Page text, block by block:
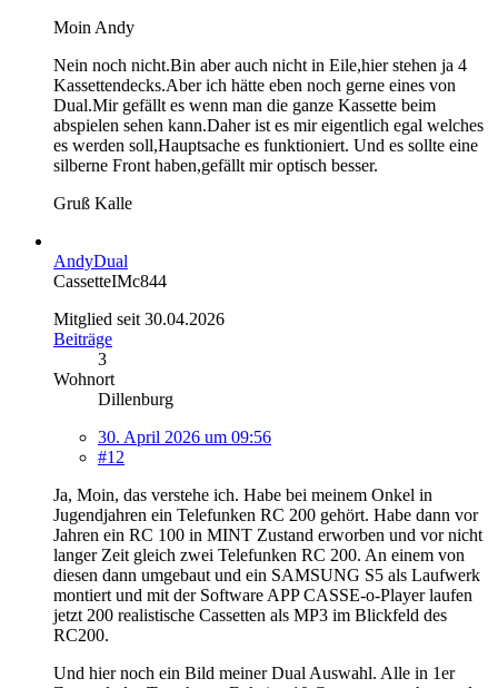
Moin Andy
Nein noch nicht.Bin aber auch nicht in Eile,hier stehen ja 4
Kassettendecks.Aber ich hätte eben noch gerne eines von
Dual.Mir gefällt es wenn man die ganze Kassette beim
abspielen sehen kann.Daher ist es mir eigentlich egal welches
es werden soll,Hauptsache es funktioniert. Und es sollte eine
silberne Front haben,gefällt mir optisch besser.
Gruß Kalle
AndyDual
CassetteIMc844
Mitglied seit 30.04.2026
Beiträge
3
Wohnort
Dillenburg
30. April 2026 um 09:56
#12
Ja, Moin, das verstehe ich. Habe bei meinem Onkel in
Jugendjahren ein Telefunken RC 200 gehört. Habe dann vor
Jahren ein RC 100 in MINT Zustand erworben und vor nicht
langer Zeit gleich zwei Telefunken RC 200. An einem von
diesen dann umgebaut und ein SAMSUNG S5 als Laufwerk
montiert und mit der Software APP CASSE-o-Player laufen
jetzt 200 realistische Cassetten als MP3 im Blickfeld des
RC200.
Und hier noch ein Bild meiner Dual Auswahl. Alle in 1er